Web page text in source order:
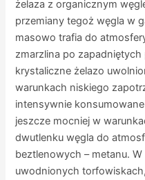
żelaza z organicznym
przemiany tegoż węgla w
masowo trafia do
zmarzlina po zapadniętych
krystaliczne żelazo
warunkach niskiego
intensywnie
jeszcze mocniej w
dwutlenku węgla do
beztlenowych – metanu.
uwodnionych